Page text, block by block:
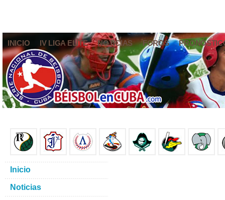
INICIO IV LIGA ELITE NOTICIAS FOROS
Inicio
Noticias